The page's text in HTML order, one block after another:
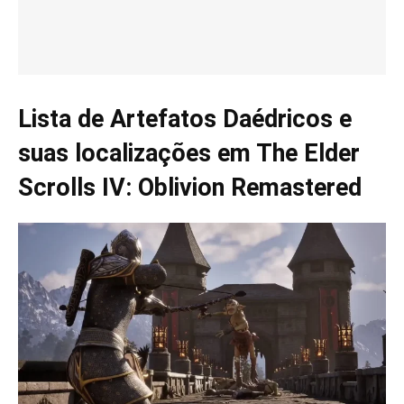
Lista de Artefatos Daédricos e
suas localizações em The Elder
Scrolls IV: Oblivion Remastered